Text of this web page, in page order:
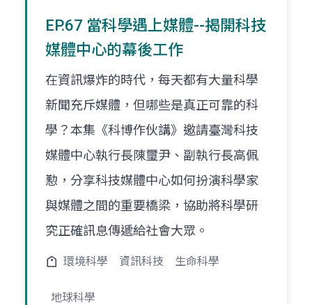
EP.67 當科學遇上媒體--揭開科技
媒體中心的幕後工作
在資訊爆炸的時代，每天都有大量科學
新聞充斥媒體，但哪些是真正可靠的科
學？本集《科博作伙講》邀請臺灣科技
媒體中心執行長陳璽尹、副執行長高佩
懃，分享科技媒體中心如何扮演科學家
與媒體之間的重要橋梁，協助將科學研
究正確訊息傳遞給社會大眾。
環境科學 資訊科技 生命科學
地球科學